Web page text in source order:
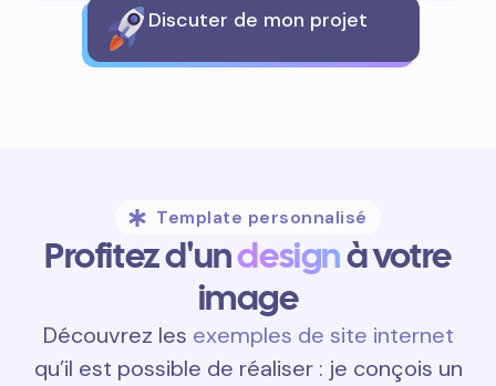
Discuter de mon projet
Template personnalisé
Profitez d'undesignà votre
image
Découvrez les exemples de site internet
qu’il est possible de réaliser : je conçois un